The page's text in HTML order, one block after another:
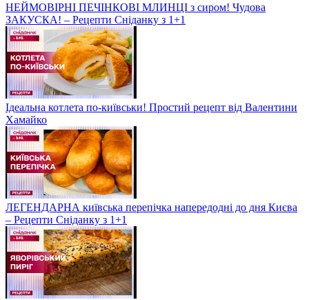
НЕЙМОВІРНІ ПЕЧІНКОВІ МЛИНЦІ з сиром! Чудова
ЗАКУСКА! – Рецепти Сніданку з 1+1
Ідеальна котлета по-київськи! Простий рецепт від Валентини
Хамайко
ЛЕГЕНДАРНА київська перепічка напередодні до дня Києва
– Рецепти Сніданку з 1+1